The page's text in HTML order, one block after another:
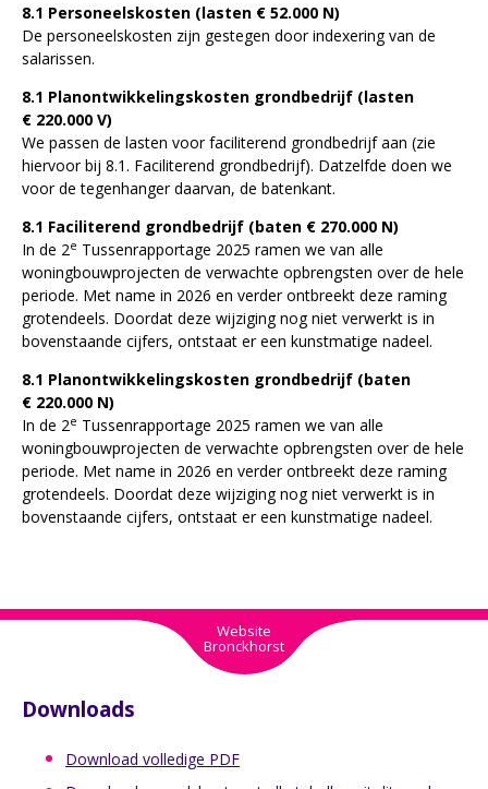
8.1 Personeelskosten (lasten € 52.000 N)
De personeelskosten zijn gestegen door indexering van de
salarissen.
8.1 Planontwikkelingskosten grondbedrijf (lasten
€ 220.000 V)
We passen de lasten voor faciliterend grondbedrijf aan (zie
hiervoor bij 8.1. Faciliterend grondbedrijf). Datzelfde doen we
voor de tegenhanger daarvan, de batenkant.
8.1 Faciliterend grondbedrijf (baten € 270.000 N)
In de 2e Tussenrapportage 2025 ramen we van alle
woningbouwprojecten de verwachte opbrengsten over de hele
periode. Met name in 2026 en verder ontbreekt deze raming
grotendeels. Doordat deze wijziging nog niet verwerkt is in
bovenstaande cijfers, ontstaat er een kunstmatige nadeel.
8.1 Planontwikkelingskosten grondbedrijf (baten
€ 220.000 N)
In de 2e Tussenrapportage 2025 ramen we van alle
woningbouwprojecten de verwachte opbrengsten over de hele
periode. Met name in 2026 en verder ontbreekt deze raming
grotendeels. Doordat deze wijziging nog niet verwerkt is in
bovenstaande cijfers, ontstaat er een kunstmatige nadeel.
Website
Bronckhorst
Downloads
Download volledige PDF